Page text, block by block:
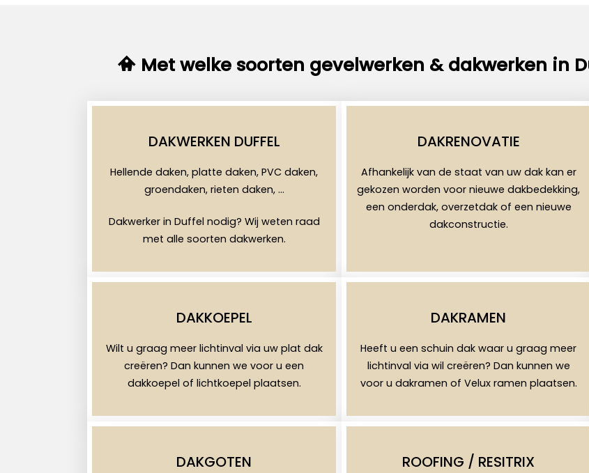
Met welke soorten gevelwerken & dakwerken in
DAKWERKEN DUFFEL
Hellende daken, platte daken, PVC daken,
groendaken, rieten daken, …
Dakwerker in Duffel nodig? Wij weten raad
met alle soorten dakwerken.
DAKRENOVATIE
Afhankelijk van de staat van uw dak kan er
gekozen worden voor nieuwe dakbedekking,
een onderdak, overzetdak of een nieuwe
dakconstructie.
DAKKOEPEL
Wilt u graag meer lichtinval via uw plat dak
creëren? Dan kunnen we voor u een
dakkoepel of lichtkoepel plaatsen.
DAKRAMEN
Heeft u een schuin dak waar u graag meer
lichtinval via wil creëren? Dan kunnen we
voor u dakramen of Velux ramen plaatsen.
DAKGOTEN ROOFING / RESITRIX